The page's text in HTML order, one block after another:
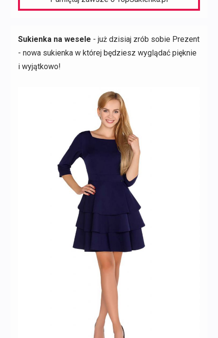
Sukienka na wesele - już dzisiaj zrób sobie Prezent
- nowa sukienka w której będziesz wyglądać pięknie
i wyjątkowo!